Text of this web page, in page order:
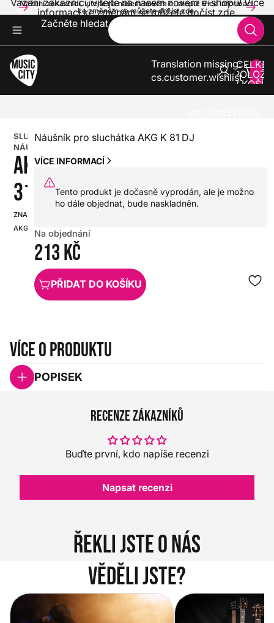
Vážení zákazníci, vítejte na našem novém e-shopu! Více informací
ke změnám se můžete dočíst zde.
Vážení zákazníci, vítejte na našem novém e-shopu! Více
informací ke změnám se můžete dočíst zde.
Začněte hledat
Translation missing:
cs.customer.wishlist
V
0
SLUCHÁTKOVÝ
NÁUŠNÍK
AKG
3102Z26010
ZNAČKA:
AKG
Náušník pro sluchátka AKG K 81 DJ
VÍCE INFORMACÍ
Tento produkt je dočasně vyprodán, ale je možno
ho dále objednat, bude naskladněn.
Na objednání
213 Kč
PŘIDAT DO KOŠÍKU
Více o produktu
POPISEK
Recenze zákazníků
Buďte první, kdo napíše recenzi
Napsat recenzi
Řekli jste o nás
Věděli jste?
Vítejte na novém e-shopu Music
City
Jak vybrat